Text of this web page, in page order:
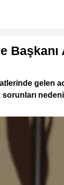
gelen